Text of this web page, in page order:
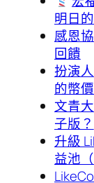
明日
感恩
回饋
扮演
的幣
文青
子版？
升級
益池